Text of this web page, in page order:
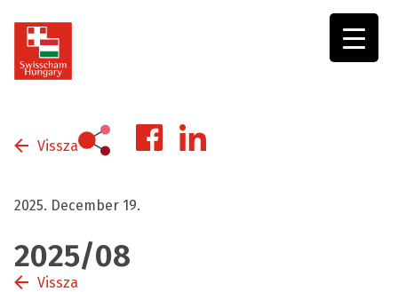
Vissza
2025. December 19.
2025/08
Vissza